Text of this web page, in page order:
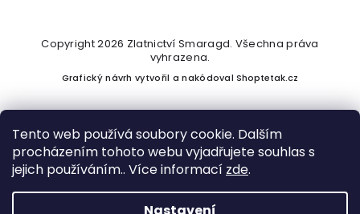
Tento web používá soubory cookie. Dalším
procházením tohoto webu vyjadřujete souhlas s
jejich používáním.. Více informací zde.
Vytvořil Shoptet
Copyright 2026 Zlatnictví Smaragd. Všechna práva
vyhrazena.
Grafický návrh vytvořil a nakódovalShoptetak.cz